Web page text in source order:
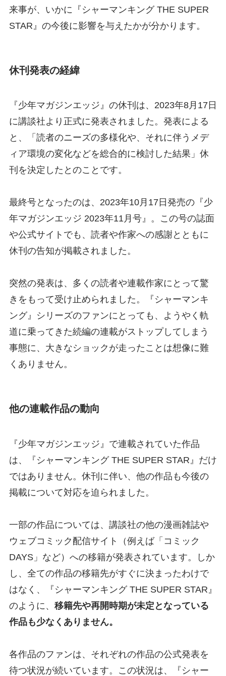
来事が、いかに『シャーマンキング THE SUPER
STAR』の今後に影響を与えたかが分かります。
休刊発表の経緯
『少年マガジンエッジ』の休刊は、2023年8月17日
に講談社より正式に発表されました。発表による
と、「読者のニーズの多様化や、それに伴うメデ
ィア環境の変化などを総合的に検討した結果」休
刊を決定したとのことです。
最終号となったのは、2023年10月17日発売の『少
年マガジンエッジ 2023年11月号』。この号の誌面
や公式サイトでも、読者や作家への感謝とともに
休刊の告知が掲載されました。
突然の発表は、多くの読者や連載作家にとって驚
きをもって受け止められました。『シャーマンキ
ング』シリーズのファンにとっても、ようやく軌
道に乗ってきた続編の連載がストップしてしまう
事態に、大きなショックが走ったことは想像に難
くありません。
他の連載作品の動向
『少年マガジンエッジ』で連載されていた作品
は、『シャーマンキング THE SUPER STAR』だけ
ではありません。休刊に伴い、他の作品も今後の
掲載について対応を迫られました。
一部の作品については、講談社の他の漫画雑誌や
ウェブコミック配信サイト（例えば「コミック
DAYS」など）への移籍が発表されています。しか
し、全ての作品の移籍先がすぐに決まったわけで
はなく、『シャーマンキング THE SUPER STAR』
のように、 移籍先や再開時期が未定となっている
作品も少なくありません。
各作品のファンは、それぞれの作品の公式発表を
待つ状況が続いています。この状況は、『シャー